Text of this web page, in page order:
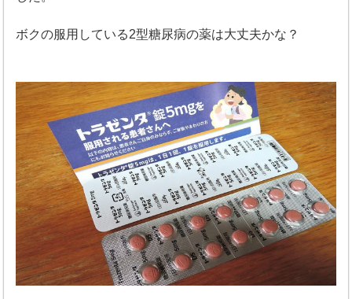
ボクの服用している2型糖尿病の薬は大丈夫かな？